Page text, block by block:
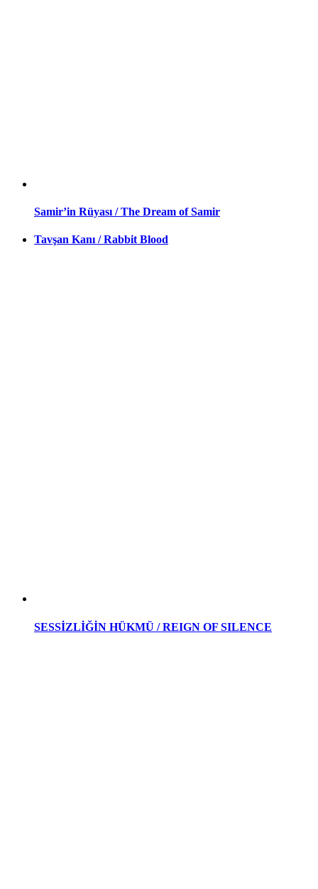
Samir’in Rüyası / The Dream of Samir
Tavşan Kanı / Rabbit Blood
SESSİZLİĞİN HÜKMÜ / REIGN OF SILENCE